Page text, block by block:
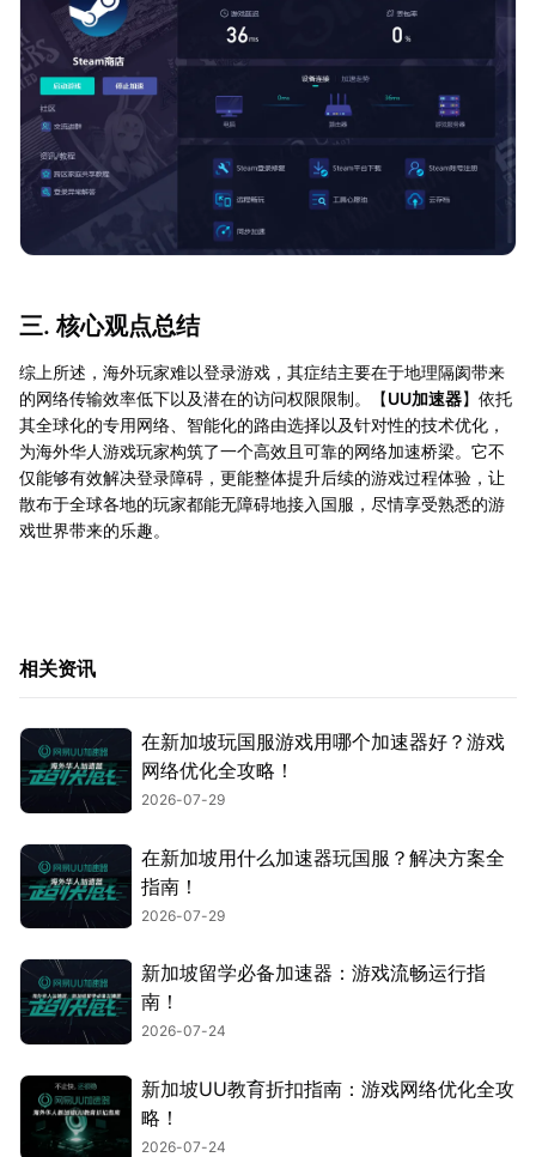
三. 核心观点总结
综上所述，海外玩家难以登录游戏，其症结主要在于地理隔阂带来
的网络传输效率低下以及潜在的访问权限限制。【UU加速器】依托
其全球化的专用网络、智能化的路由选择以及针对性的技术优化，
为海外华人游戏玩家构筑了一个高效且可靠的网络加速桥梁。它不
仅能够有效解决登录障碍，更能整体提升后续的游戏过程体验，让
散布于全球各地的玩家都能无障碍地接入国服，尽情享受熟悉的游
戏世界带来的乐趣。
相关资讯
在新加坡玩国服游戏用哪个加速器好？游戏
网络优化全攻略！
2026-07-29
在新加坡用什么加速器玩国服？解决方案全
指南！
2026-07-29
新加坡留学必备加速器：游戏流畅运行指
南！
2026-07-24
新加坡UU教育折扣指南：游戏网络优化全攻
略！
2026-07-24